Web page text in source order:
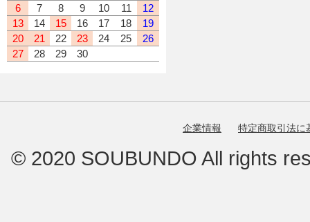
6
7 8 9 10 11
12
13
14 15 16 17 18
19
20
21 22 23 24 25
26
27
28 29 30
企業情報 特定商取引法に
© 2020 SOUBUNDO All rights